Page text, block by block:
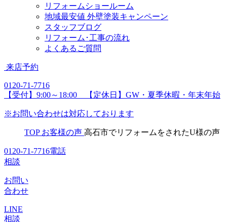
リフォームショールーム
地域最安値 外壁塗装キャンペーン
スタッフブログ
リフォーム･工事の流れ
よくあるご質問
来店予約
0120-71-7716
【受付】9:00～18:00 【定休日】GW・夏季休暇・年末年始
※お問い合わせは対応しております
TOP お客様の声 高石市でリフォームをされたU様の声
0120-71-7716電話
相談
お問い
合わせ
LINE
相談